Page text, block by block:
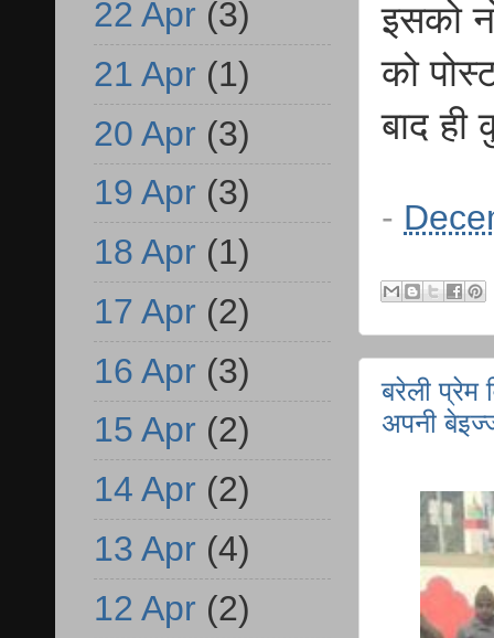
इसको
को
बाद
-
बरेली प्रेम
अपनी
22 Apr (3)
21 Apr (1)
20 Apr (3)
19 Apr (3)
18 Apr (1)
17 Apr (2)
16 Apr (3)
15 Apr (2)
14 Apr (2)
13 Apr (4)
12 Apr (2)